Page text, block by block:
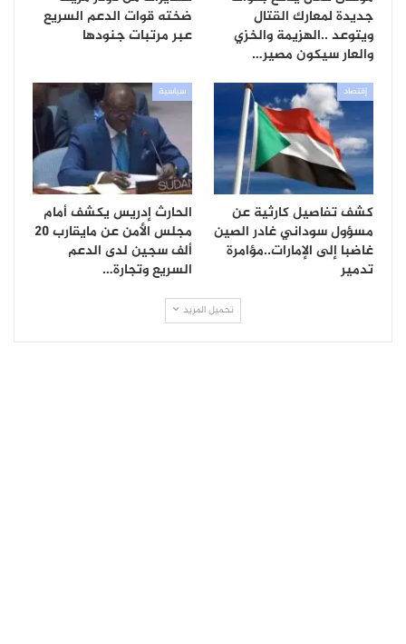
جديدة لمعارك القتال
ويتوعد ..الهزيمة والخزي
والعار سيكون مصير…
ضخته قوات الدعم السريع
عبر مرتبات جنودها
إقتصاد
كشف تفاصيل كارثية عن
مسؤول سوداني غادر الصين
غاضبا إلى الإمارات..مؤامرة
تدمير
سياسية
الحارث إدريس يكشف أمام
مجلس الأمن عن مايقارب 20
ألف سجين لدى الدعم
السريع وتجارة…
تحميل المزيد